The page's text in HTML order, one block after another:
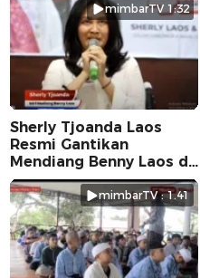
mimbarTV 1:32
Sherly Tjoanda Laos
Resmi Gantikan
Mendiang Benny Laos di
Pilkada 2024
mimbarTV : 1.41